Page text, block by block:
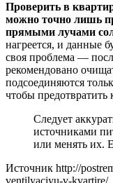
Проверить в
можно точно лишь
прямыми лучами
нагреется, и данные
своя проблема —
рекомендовано
подсоединяются
чтобы предотвратить
Следует
источниками
или менять их.
Источник http://
ventilyaciyu-v-kvartire/